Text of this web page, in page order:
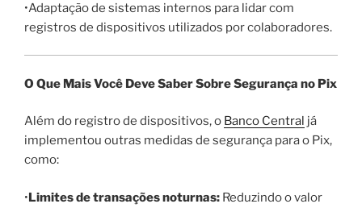
•Adaptação de sistemas internos para lidar com
registros de dispositivos utilizados por colaboradores.
O Que Mais Você Deve Saber Sobre Segurança no Pix
Além do registro de dispositivos, o Banco Central já
implementou outras medidas de segurança para o Pix,
como:
•Limites de transações noturnas: Reduzindo o valor